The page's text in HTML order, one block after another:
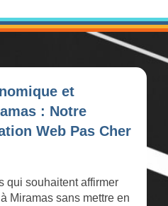
et
: Notre
Web Pas Cher
qui souhaitent affirmer
Miramas sans mettre en